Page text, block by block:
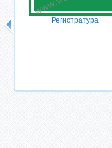
Регистратура